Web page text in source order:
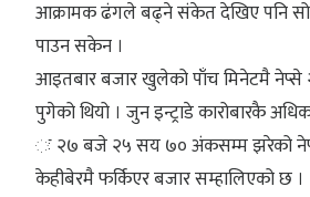
आक्रामक ढंगले बढ्ने संकेत देखिए पनि
पाउन सकेन ।
आइतबार बजार खुलेको पाँच मिनेटमै
पुगेको थियो । जुन इन्ट्राडे कारोबारकै
ः २७ बजे २५ सय ७० अंकसम्म झरेको
केहीबेरमै फर्किएर बजार सम्हालिएको छ ।